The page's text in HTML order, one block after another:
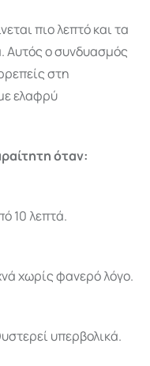
πιο λεπτό και τα
Αυτός ο συνδυασμός
στη
ελαφρύ
όταν:
10 λεπτά.
χωρίς φανερό λόγο.
υπερβολικά.